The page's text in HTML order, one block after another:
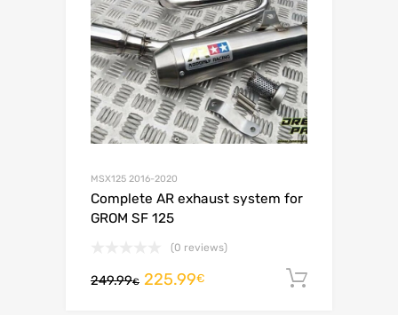
MSX125 2016-2020
Complete AR exhaust system for
GROM SF 125
(0 reviews)
249.99€ 225.99€